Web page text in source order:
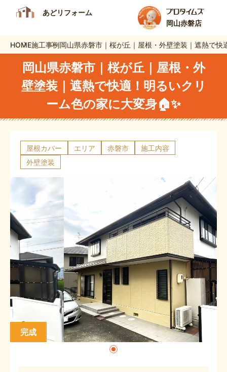
あどリフォーム
岡山赤磐店
HOME施工事例岡山県赤磐市｜桜が丘｜屋根・外壁塗装｜遮熱で
岡山県赤磐市｜桜が丘｜屋根・外
壁塗装｜遮熱で快適！明るいクリ
ーム色の家に大変身🏠✨
屋根カバー エリア 赤磐市
施工内容
外壁塗装
完成